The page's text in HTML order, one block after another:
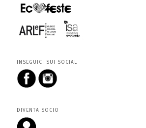
INSEGUICI SUI SOCIAL
DIVENTA SOCIO